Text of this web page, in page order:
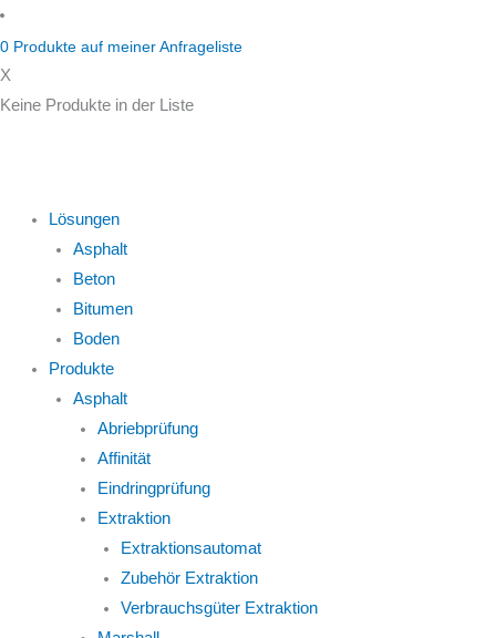
Zum
Inhalt
springen
0 Produkte auf meiner Anfrageliste
X
Keine Produkte in der Liste
Lösungen
Asphalt
Beton
Bitumen
Boden
Produkte
Asphalt
Abriebprüfung
Affinität
Eindringprüfung
Extraktion
Extraktionsautomat
Zubehör Extraktion
Verbrauchsgüter Extraktion